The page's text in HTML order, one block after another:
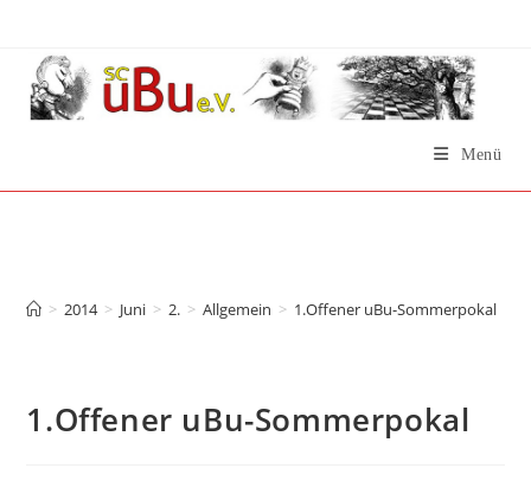
springen
Menü
> 2014 > Juni > 2. > Allgemein > 1.Offener uBu-Sommerpokal
1.Offener uBu-Sommerpokal